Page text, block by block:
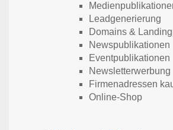
Lead­generierung
Domains &
News­publikationen
Event­publikationen
Newsletter­werbung
Firmen­adressen
Online-Shop